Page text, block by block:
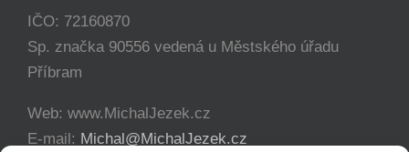
IČO: 72160870
Sp. značka 90556 vedená u Městského úřadu
Příbram
Web: www.MichalJezek.cz
E-mail: Michal@MichalJezek.cz